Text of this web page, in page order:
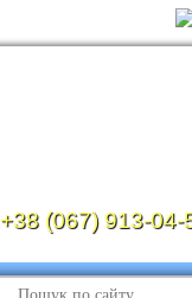
+38 (067) 913-04-